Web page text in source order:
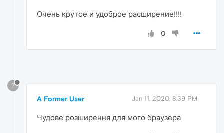
Очень крутое и удоброе расширение!!!!
0
?
A Former User Jan 11, 2020, 8:39 PM
Чудове розширення для мого браузера